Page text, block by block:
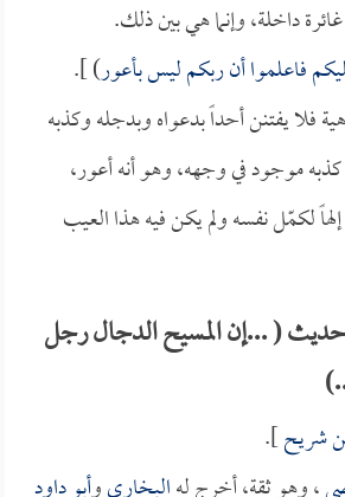
داخلة، وإنما هي بين ذلك.
فاعلموا أن ربكم ليس بأعور) ].
فلا يفتنن أحداً بدعواه وبدجله وكذبه
كذبه موجود في وجهه، وهو أنه أعور،
لكمّل نفسه ولم يكن فيه هذا العيب
( ...إن المسيح الدجال رجل
شريح].